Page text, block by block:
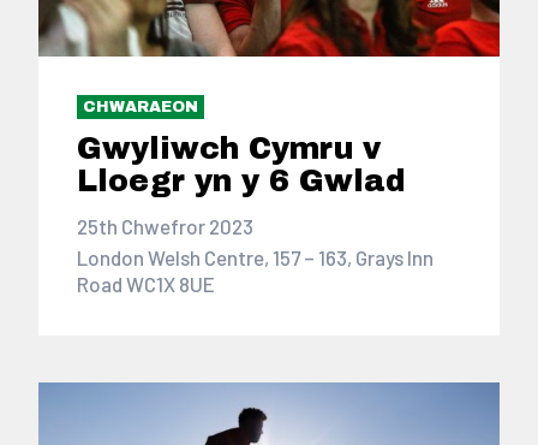
CHWARAEON
Gwyliwch Cymru v
Lloegr yn y 6 Gwlad
25th Chwefror 2023
London Welsh Centre, 157 – 163, Grays Inn
Road WC1X 8UE